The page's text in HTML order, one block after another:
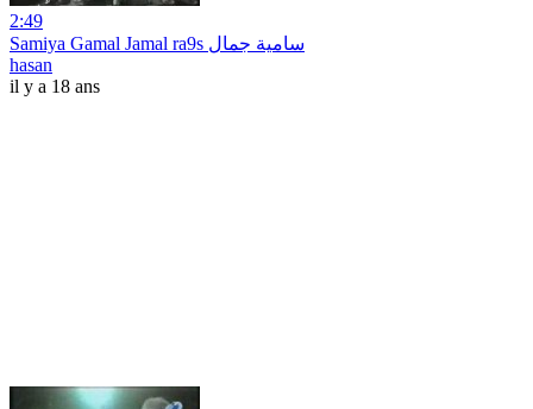
2:49
Samiya Gamal Jamal ra9s سامية جمال
hasan
il y a 18 ans